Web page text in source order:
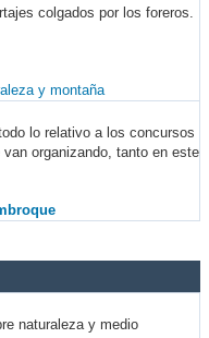
colgados por los foreros.
y montaña
lo relativo a los concursos
organizando, tanto en este
naturaleza y medio